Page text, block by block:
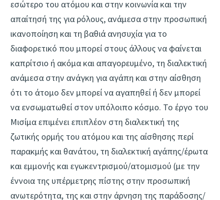
εσώτερο του ατόμου και στην κοινωνία και την
απαίτησή της για ρόλους, ανάμεσα στην προσωπική
ικανοποίηση και τη βαθιά ανησυχία για το
διαφορετικό που μπορεί στους άλλους να φαίνεται
καπρίτσιο ή ακόμα και απαγορευμένο, τη διαλεκτική
ανάμεσα στην ανάγκη για αγάπη και στην αίσθηση
ότι το άτομο δεν μπορεί να αγαπηθεί ή δεν μπορεί
να ενσωματωθεί στον υπόλοιπο κόσμο. Το έργο του
Μισίμα επιμένει επιπλέον στη διαλεκτική της
ζωτικής ορμής του ατόμου και της αίσθησης περί
παρακμής και θανάτου, τη διαλεκτική αγάπης/έρωτα
και εμμονής και εγωκεντρισμού/ατομισμού (με την
έννοια της υπέρμετρης πίστης στην προσωπική
ανωτερότητα, της και στην άρνηση της παράδοσης/